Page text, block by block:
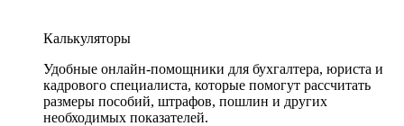
Калькуляторы
Удобные онлайн-помощники для бухгалтера, юриста и
кадрового специалиста, которые помогут рассчитать
размеры пособий, штрафов, пошлин и других
необходимых показателей.